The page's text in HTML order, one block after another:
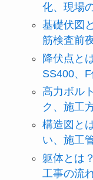
化、現場
基礎伏図
筋検査前
降伏点と
SS400、
高力ボル
ク、施工
構造図と
い、施工
躯体とは
工事の流